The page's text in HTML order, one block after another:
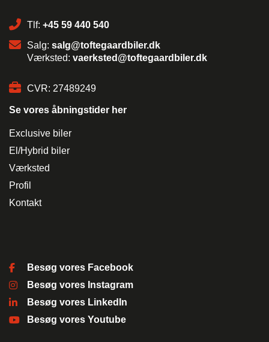
Tlf: +45 59 440 540
Salg: salg@toftegaardbiler.dk
Værksted: vaerksted@toftegaardbiler.dk
CVR: 27489249
Se vores åbningstider her
Exclusive biler
El/Hybrid biler
Værksted
Profil
Kontakt
Besøg vores Facebook
Besøg vores Instagram
Besøg vores LinkedIn
Besøg vores Youtube
Hvordan kan vi hjælpe?
Sociale medier
Bilmærker